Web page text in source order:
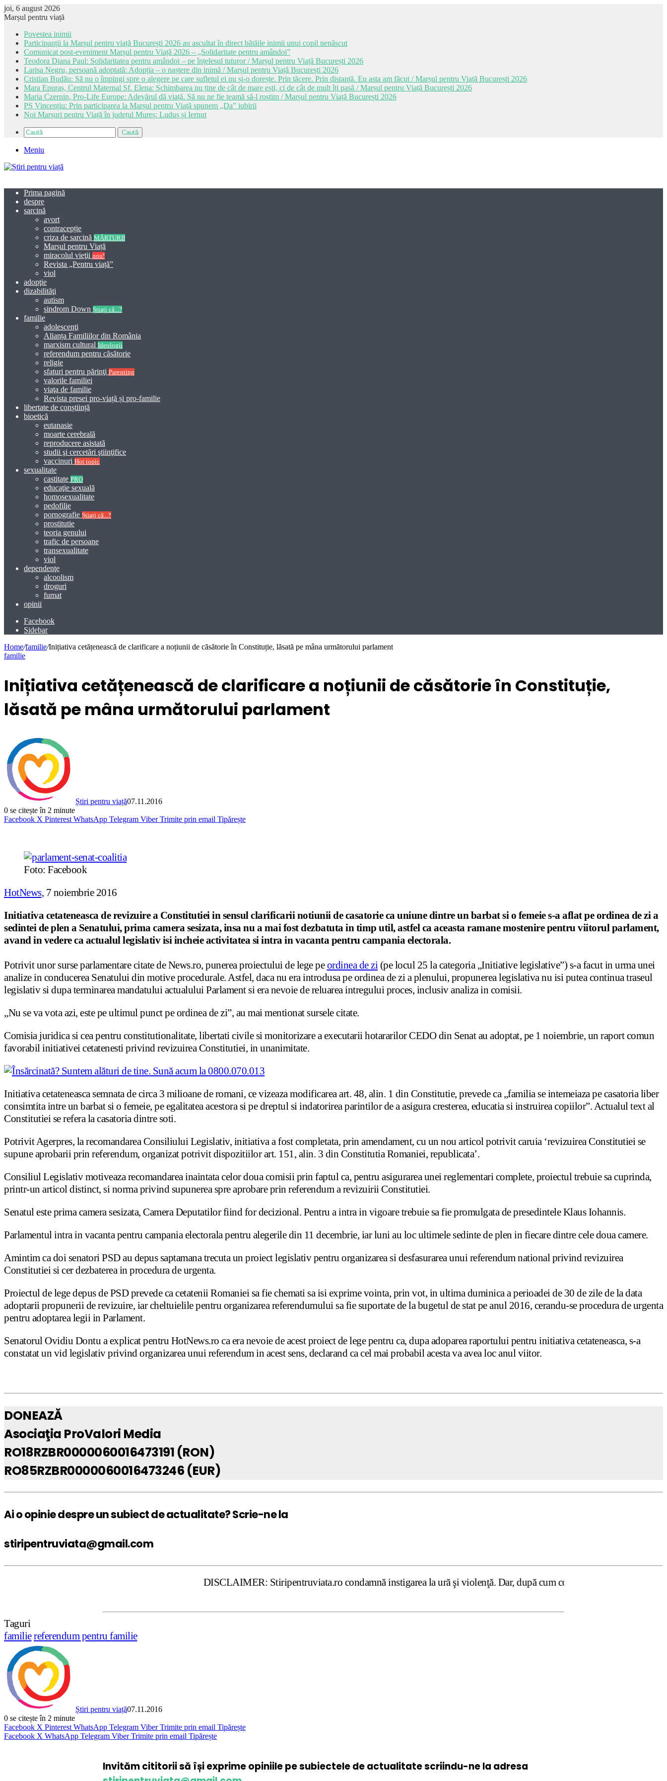
joi, 6 august 2026
Marșul pentru viață
Povestea inimii
Participanții la Marșul pentru viață București 2026 au ascultat în direct bătăile inimii unui copil nenăscut
Comunicat post-eveniment Marșul pentru Viață 2026 – „Solidaritate pentru amândoi”
Teodora Diana Paul: Solidaritatea pentru amândoi – pe înțelesul tuturor / Marșul pentru Viață București 2026
Larisa Negru, persoană adoptată: Adopția – o naștere din inimă / Marșul pentru Viață București 2026
Cristian Budău: Să nu o împingi spre o alegere pe care sufletul ei nu și-o dorește. Prin tăcere. Prin distanță. Eu asta am făcut / Marșul pentru Viață București 2026
Mara Epuraș, Centrul Maternal Sf. Elena: Schimbarea nu ține de cât de mare ești, ci de cât de mult îți pasă / Marșul pentru Viață București 2026
Maria Czernin, Pro-Life Europe: Adevărul dă viață. Să nu ne fie teamă să-l rostim / Marșul pentru Viață București 2026
PS Vincențiu: Prin participarea la Marșul pentru Viață spunem „Da” iubirii
Noi Marșuri pentru Viață în județul Mureș: Luduș și Iernut
Caută
Meniu
Prima pagină
despre
sarcină
avort
contracepție
criza de sarcină MĂRTURII
Marșul pentru Viață
miracolul vieţii nou!
Revista „Pentru viață”
viol
adopţie
dizabilităţi
autism
sindrom Down Știați că...?
familie
adolescenţi
Alianța Familiilor din România
marxism cultural Ideologii
referendum pentru căsătorie
religie
sfaturi pentru părinţi Parenting
valorile familiei
viaţa de familie
Revista presei pro-viață și pro-familie
libertate de conștiință
bioetică
eutanasie
moarte cerebrală
reproducere asistată
studii şi cercetări ştiinţifice
vaccinuri Hot topic
sexualitate
castitate PRO
educaţie sexuală
homosexualitate
pedofilie
pornografie Știați că...?
prostitutie
teoria genului
trafic de persoane
transexualitate
viol
dependenţe
alcoolism
droguri
fumat
opinii
Facebook
Sidebar
Home/familie/Inițiativa cetățenească de clarificare a noțiunii de căsătorie în Constituție, lăsată pe mâna următorului parlament
familie
Inițiativa cetățenească de clarificare a noțiunii de căsătorie în Constituție,
lăsată pe mâna următorului parlament
Știri pentru viață07.11.2016
0 se citește în 2 minute
Facebook X Pinterest WhatsApp Telegram Viber Trimite prin email Tipărește
Foto: Facebook
HotNews, 7 noiembrie 2016
Initiativa cetateneasca de revizuire a Constitutiei in sensul clarificarii notiunii de casatorie ca uniune dintre un barbat si o femeie s-a aflat pe ordinea de zi a
sedintei de plen a Senatului, prima camera sesizata, insa nu a mai fost dezbatuta in timp util, astfel ca aceasta ramane mostenire pentru viitorul parlament,
avand in vedere ca actualul legislativ isi incheie activitatea si intra in vacanta pentru campania electorala.
Potrivit unor surse parlamentare citate de News.ro, punerea proiectului de lege peordinea de zi(pe locul 25 la categoria „Initiative legislative”) s-a facut in urma unei
analize in conducerea Senatului din motive procedurale. Astfel, daca nu era introdusa pe ordinea de zi a plenului, propunerea legislativa nu isi putea continua traseul
legislativ si dupa terminarea mandatului actualului Parlament si era nevoie de reluarea intregului proces, inclusiv analiza in comisii.
„Nu se va vota azi, este pe ultimul punct pe ordinea de zi”, au mai mentionat sursele citate.
Comisia juridica si cea pentru constitutionalitate, libertati civile si monitorizare a executarii hotararilor CEDO din Senat au adoptat, pe 1 noiembrie, un raport comun
favorabil initiativei cetatenesti privind revizuirea Constitutiei, in unanimitate.
Initiativa cetateneasca semnata de circa 3 milioane de romani, ce vizeaza modificarea art. 48, alin. 1 din Constitutie, prevede ca „familia se intemeiaza pe casatoria liber
consimtita intre un barbat si o femeie, pe egalitatea acestora si pe dreptul si indatorirea parintilor de a asigura cresterea, educatia si instruirea copiilor”. Actualul text al
Constitutiei se refera la casatoria dintre soti.
Potrivit Agerpres, la recomandarea Consiliului Legislativ, initiativa a fost completata, prin amendament, cu un nou articol potrivit caruia ‘revizuirea Constitutiei se
supune aprobarii prin referendum, organizat potrivit dispozitiilor art. 151, alin. 3 din Constitutia Romaniei, republicata’.
Consiliul Legislativ motiveaza recomandarea inaintata celor doua comisii prin faptul ca, pentru asigurarea unei reglementari complete, proiectul trebuie sa cuprinda,
printr-un articol distinct, si norma privind supunerea spre aprobare prin referendum a revizuirii Constitutiei.
Senatul este prima camera sesizata, Camera Deputatilor fiind for decizional. Pentru a intra in vigoare trebuie sa fie promulgata de presedintele Klaus Iohannis.
Parlamentul intra in vacanta pentru campania electorala pentru alegerile din 11 decembrie, iar luni au loc ultimele sedinte de plen in fiecare dintre cele doua camere.
Amintim ca doi senatori PSD au depus saptamana trecuta un proiect legislativ pentru organizarea si desfasurarea unui referendum national privind revizuirea
Constitutiei si cer dezbaterea in procedura de urgenta.
Proiectul de lege depus de PSD prevede ca cetatenii Romaniei sa fie chemati sa isi exprime vointa, prin vot, in ultima duminica a perioadei de 30 de zile de la data
adoptarii propunerii de revizuire, iar cheltuielile pentru organizarea referendumului sa fie suportate de la bugetul de stat pe anul 2016, cerandu-se procedura de urgenta
pentru adoptarea legii in Parlament.
Senatorul Ovidiu Dontu a explicat pentru HotNews.ro ca era nevoie de acest proiect de lege pentru ca, dupa adoparea raportului pentru initiativa cetateneasca, s-a
constatat un vid legislativ privind organizarea unui referendum in acest sens, declarand ca cel mai probabil acesta va avea loc anul viitor.
DONEAZĂ
Asociaţia ProValori Media
RO18RZBR0000060016473191 (RON)
RO85RZBR0000060016473246 (EUR)
Ai o opinie despre un subiect de actualitate? Scrie-ne la
stiripentruviata@gmail.com
DISCLAIMER: Stiripentruviata.ro condamnă instigarea la ură şi violenţă. Dar, după cum confirmă şi CEDO în cazul
Taguri
familiereferendum pentru familie
Știri pentru viață07.11.2016
0 se citește în 2 minute
Facebook X Pinterest WhatsApp Telegram Viber Trimite prin email Tipărește
Facebook X WhatsApp Telegram Viber Trimite prin email Tipărește
Invităm cititorii să își exprime opiniile pe subiectele de actualitate scriindu-ne la adresa